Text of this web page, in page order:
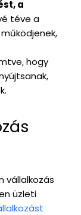
a
téve a
hogy
vállalkozás
üzleti